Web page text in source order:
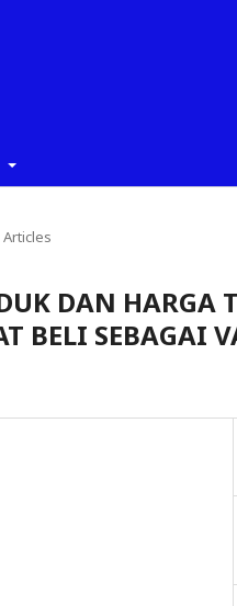
Articles
DAN HARGA
BELI SEBAGAI